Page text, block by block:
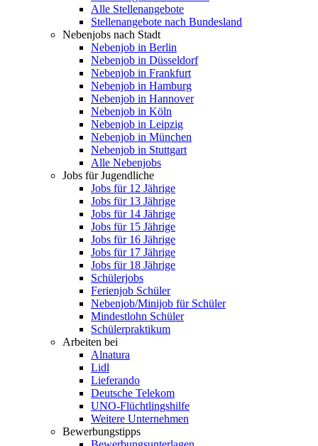
Alle Stellenangebote
Stellenangebote nach Bundesland
Nebenjobs nach Stadt
Nebenjob in Berlin
Nebenjob in Düsseldorf
Nebenjob in Frankfurt
Nebenjob in Hamburg
Nebenjob in Hannover
Nebenjob in Köln
Nebenjob in Leipzig
Nebenjob in München
Nebenjob in Stuttgart
Alle Nebenjobs
Jobs für Jugendliche
Jobs für 12 Jährige
Jobs für 13 Jährige
Jobs für 14 Jährige
Jobs für 15 Jährige
Jobs für 16 Jährige
Jobs für 17 Jährige
Jobs für 18 Jährige
Schülerjobs
Ferienjob Schüler
Nebenjob/Minijob für Schüler
Mindestlohn Schüler
Schülerpraktikum
Arbeiten bei
Alnatura
Lidl
Lieferando
Deutsche Telekom
UNO-Flüchtlingshilfe
Weitere Unternehmen
Bewerbungstipps